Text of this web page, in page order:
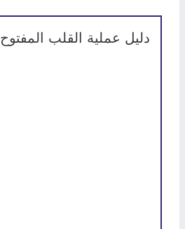
دليل عملية القلب المفتوح